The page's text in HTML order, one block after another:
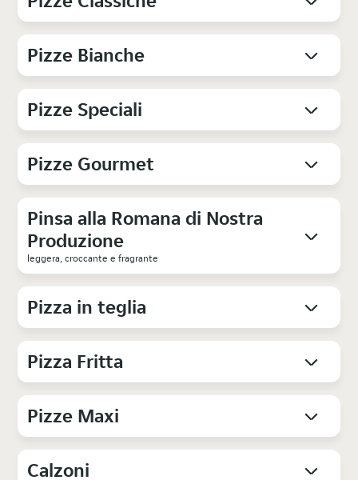
Pizze Bianche
Pizze Speciali
Pizze Gourmet
Pinsa alla Romana di Nostra
Produzione
leggera, croccante e fragrante
Pizza in teglia
Pizza Fritta
Pizze Maxi
Calzoni